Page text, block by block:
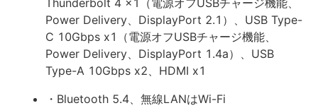
Thunderbolt 4 x1（電源オフUSBチャージ機能、
Power Delivery、DisplayPort 2.1）、USB Type-
C 10Gbps x1（電源オフUSBチャージ機能、
Power Delivery、DisplayPort 1.4a）、USB
Type-A 10Gbps x2、HDMI x1
・Bluetooth 5.4、無線LANはWi-Fi